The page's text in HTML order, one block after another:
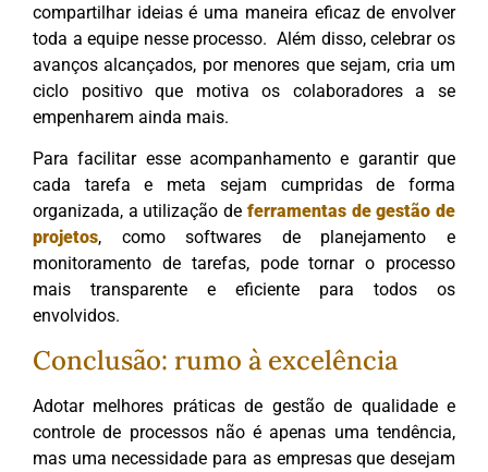
compartilhar ideias é uma maneira eficaz de envolver
toda a equipe nesse processo. Além disso, celebrar os
avanços alcançados, por menores que sejam, cria um
ciclo positivo que motiva os colaboradores a se
empenharem ainda mais.
Para facilitar esse acompanhamento e garantir que
cada tarefa e meta sejam cumpridas de forma
organizada, a utilização de ferramentas de gestão de
projetos, como softwares de planejamento e
monitoramento de tarefas, pode tornar o processo
mais transparente e eficiente para todos os
envolvidos.
Conclusão: rumo à excelência
Adotar melhores práticas de gestão de qualidade e
controle de processos não é apenas uma tendência,
mas uma necessidade para as empresas que desejam